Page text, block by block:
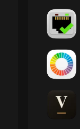
接！直接从苹
黑苹果已死
来源： macOS
接！直接从苹